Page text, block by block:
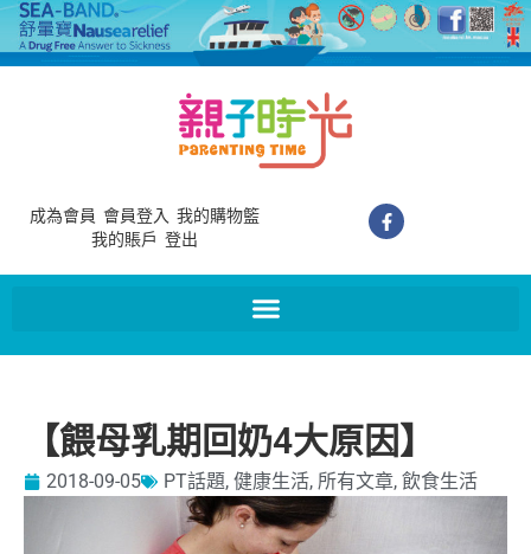
成為會員 會員登入 我的購物籃
我的賬戶 登出
【餵母乳期回奶4大原因】
2018-09-05 PT話題, 健康生活, 所有文章, 飲食生活